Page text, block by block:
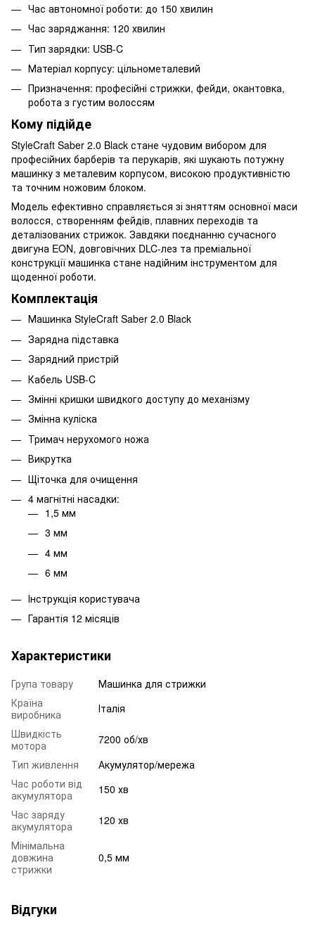
Час автономної роботи: до 150 хвилин
Час заряджання: 120 хвилин
Тип зарядки: USB-C
Матеріал корпусу: цільнометалевий
Призначення: професійні стрижки, фейди, окантовка,
робота з густим волоссям
Кому підійде
StyleCraft Saber 2.0 Black стане чудовим вибором для
професійних барберів та перукарів, які шукають потужну
машинку з металевим корпусом, високою продуктивністю
та точним ножовим блоком.
Модель ефективно справляється зі зняттям основної маси
волосся, створенням фейдів, плавних переходів та
деталізованих стрижок. Завдяки поєднанню сучасного
двигуна EON, довговічних DLC-лез та преміальної
конструкції машинка стане надійним інструментом для
щоденної роботи.
Комплектація
Машинка StyleCraft Saber 2.0 Black
Зарядна підставка
Зарядний пристрій
Кабель USB-C
Змінні кришки швидкого доступу до механізму
Змінна куліска
Тримач нерухомого ножа
Викрутка
Щіточка для очищення
4 магнітні насадки:
1,5 мм
3 мм
4 мм
6 мм
Інструкція користувача
Гарантія 12 місяців
Характеристики
Група товару
Машинка для стрижки
Країна
виробника
Італія
Швидкість
мотора
7200 об/хв
Тип живлення
Акумулятор/мережа
Час роботи від
акумулятора
150 хв
Час заряду
акумулятора
120 хв
Мінімальна
довжина
стрижки
0,5 мм
Відгуки